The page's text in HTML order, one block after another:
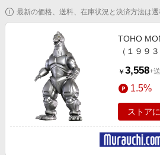
コスメ・健康・医薬品
キッズ・ベビー用品
家電・PC・スマホ・カメラ
エンタメ
スポーツ・アウトドア・ゴルフ
インテリア・寝具
対象ストア新規限定特典
新着ストアのご紹介
電子書籍特集
楽天ペイ導入ストア
楽天サービス特集
わくわく夏特集
とことん買い物チャレンジ
楽天IDでログイン/会員登録
最新の価格、送料、在庫状況と決済方法は遷
TOHO
（１９９
￥ 3,558+
1.5%
ストア